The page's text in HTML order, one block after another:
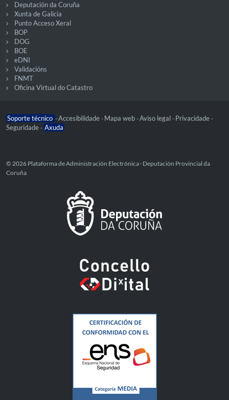
Deputación da Coruña
Xunta de Galicia
Punto Acceso Xeral
BOP
DOG
BOE
eDNI
Validacións
FNMT
Oficina Virtual do Catastro
Soporte técnico -Accesibilidade - Mapa web -Aviso legal - Privacidade -
Seguridade - Axuda
© 2026 Plataforma de Administración Electrónica · Deputación Provincial da
Coruña